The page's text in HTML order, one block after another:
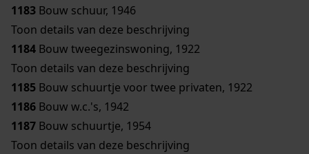
1183 Bouw schuur, 1946
Toon details van deze beschrijving
1184 Bouw tweegezinswoning, 1922
Toon details van deze beschrijving
1185 Bouw schuurtje voor twee privaten, 1922
1186 Bouw w.c.'s, 1942
1187 Bouw schuurtje, 1954
Toon details van deze beschrijving